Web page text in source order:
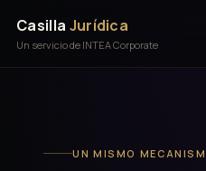
Casilla Jurídica
Un servicio de INTEA Corporate
UN MISMO